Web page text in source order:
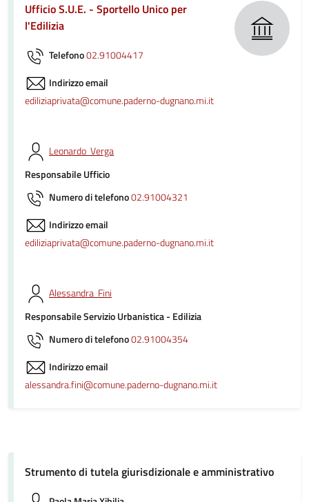
Ufficio S.U.E. - Sportello Unico per
l'Edilizia
Telefono02.91004417
Indirizzo email
ediliziaprivata@comune.paderno-dugnano.mi.it
Leonardo Verga
Responsabile Ufficio
Numero di telefono02.91004321
Indirizzo email
ediliziaprivata@comune.paderno-dugnano.mi.it
Alessandra Fini
Responsabile Servizio Urbanistica - Edilizia
Numero di telefono02.91004354
Indirizzo email
alessandra.fini@comune.paderno-dugnano.mi.it
Strumento di tutela giurisdizionale e amministrativo